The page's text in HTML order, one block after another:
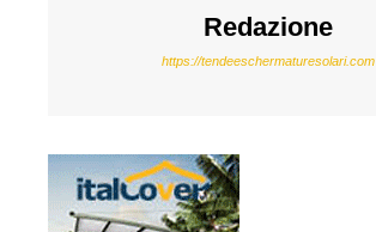
Redazione
https://tendeeschermaturesolari.com